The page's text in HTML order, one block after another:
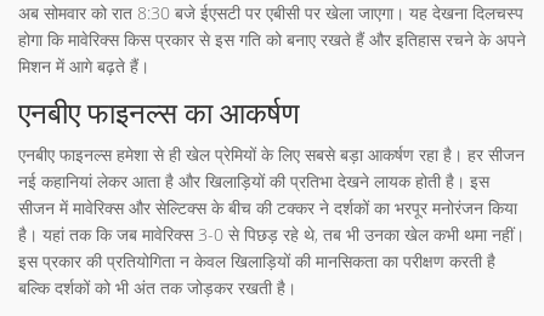
अब सोमवार को रात 8:30 बजे ईएसटी पर एबीसी पर खेला जाएगा। यह देखना दिलचस्प
होगा कि मावेरिक्स किस प्रकार से इस गति को बनाए रखते हैं और इतिहास रचने के अपने
मिशन में आगे बढ़ते हैं।
एनबीए फाइनल्स का आकर्षण
एनबीए फाइनल्स हमेशा से ही खेल प्रेमियों के लिए सबसे बड़ा आकर्षण रहा है। हर सीजन
नई कहानियां लेकर आता है और खिलाड़ियों की प्रतिभा देखने लायक होती है। इस
सीजन में मावेरिक्स और सेल्टिक्स के बीच की टक्कर ने दर्शकों का भरपूर मनोरंजन किया
है। यहां तक कि जब मावेरिक्स 3-0 से पिछड़ रहे थे, तब भी उनका खेल कभी थमा नहीं।
इस प्रकार की प्रतियोगिता न केवल खिलाड़ियों की मानसिकता का परीक्षण करती है
बल्कि दर्शकों को भी अंत तक जोड़कर रखती है।